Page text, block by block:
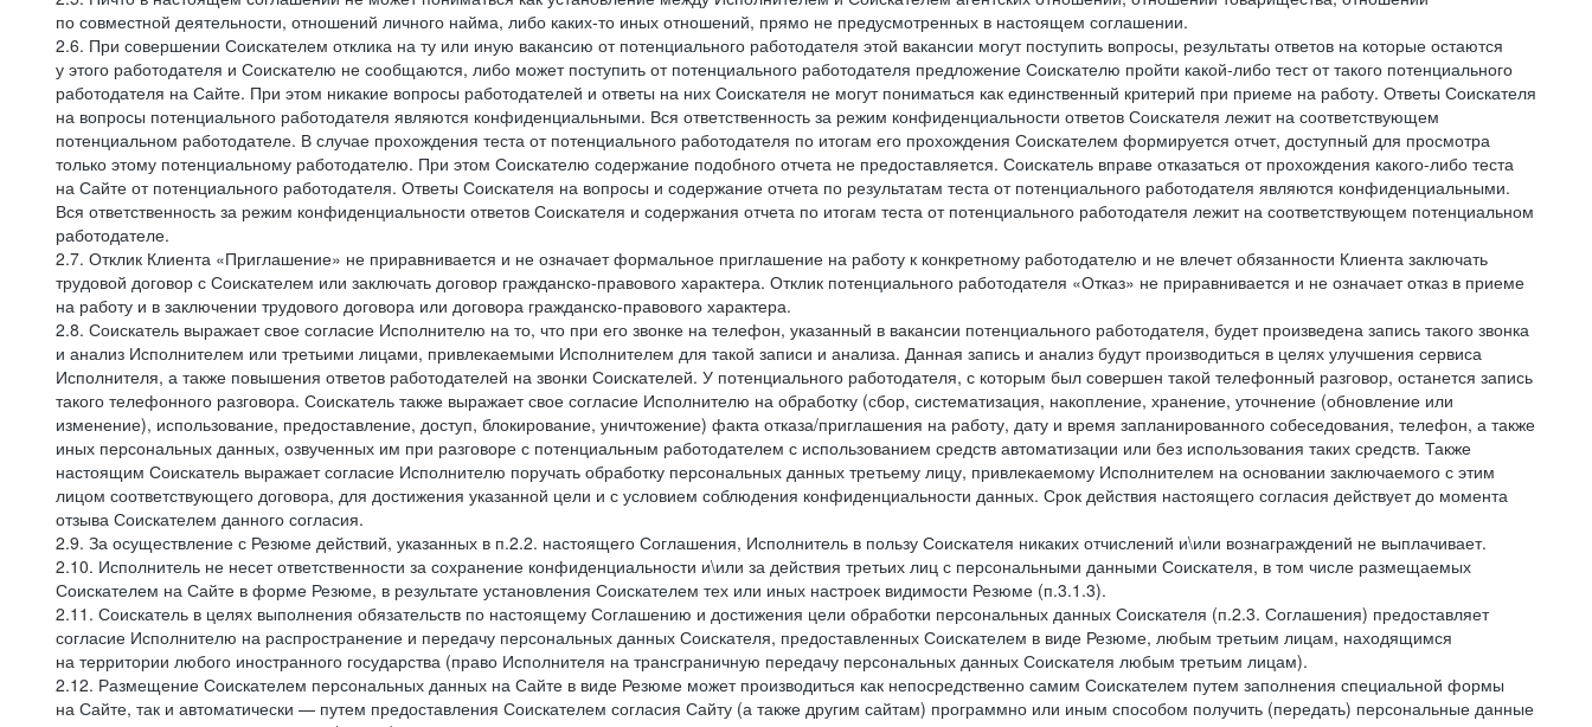
по совместной деятельности, отношений личного найма, либо каких-то иных отношений, прямо не предусмотренных в настоящем соглашении.
2.6. При совершении Соискателем отклика на ту или иную вакансию от потенциального работодателя этой вакансии могут поступить вопросы, результаты ответов на которые остаются
у этого работодателя и Соискателю не сообщаются, либо может поступить от потенциального работодателя предложение Соискателю пройти какой-либо тест от такого потенциального
работодателя на Сайте. При этом никакие вопросы работодателей и ответы на них Соискателя не могут пониматься как единственный критерий при приеме на работу. Ответы Соискателя
на вопросы потенциального работодателя являются конфиденциальными. Вся ответственность за режим конфиденциальности ответов Соискателя лежит на соответствующем
потенциальном работодателе. В случае прохождения теста от потенциального работодателя по итогам его прохождения Соискателем формируется отчет, доступный для просмотра
только этому потенциальному работодателю. При этом Соискателю содержание подобного отчета не предоставляется. Соискатель вправе отказаться от прохождения какого-либо теста
на Сайте от потенциального работодателя. Ответы Соискателя на вопросы и содержание отчета по результатам теста от потенциального работодателя являются конфиденциальными.
Вся ответственность за режим конфиденциальности ответов Соискателя и содержания отчета по итогам теста от потенциального работодателя лежит на соответствующем потенциальном
работодателе.
2.7. Отклик Клиента «Приглашение» не приравнивается и не означает формальное приглашение на работу к конкретному работодателю и не влечет обязанности Клиента заключать
трудовой договор с Соискателем или заключать договор гражданско-правового характера. Отклик потенциального работодателя «Отказ» не приравнивается и не означает отказ в приеме
на работу и в заключении трудового договора или договора гражданско-правового характера.
2.8. Соискатель выражает свое согласие Исполнителю на то, что при его звонке на телефон, указанный в вакансии потенциального работодателя, будет произведена запись такого звонка
и анализ Исполнителем или третьими лицами, привлекаемыми Исполнителем для такой записи и анализа. Данная запись и анализ будут производиться в целях улучшения сервиса
Исполнителя, а также повышения ответов работодателей на звонки Соискателей. У потенциального работодателя, с которым был совершен такой телефонный разговор, останется запись
такого телефонного разговора. Соискатель также выражает свое согласие Исполнителю на обработку (сбор, систематизация, накопление, хранение, уточнение (обновление или
изменение), использование, предоставление, доступ, блокирование, уничтожение) факта отказа/приглашения на работу, дату и время запланированного собеседования, телефон, а также
иных персональных данных, озвученных им при разговоре с потенциальным работодателем с использованием средств автоматизации или без использования таких средств. Также
настоящим Соискатель выражает согласие Исполнителю поручать обработку персональных данных третьему лицу, привлекаемому Исполнителем на основании заключаемого с этим
лицом соответствующего договора, для достижения указанной цели и с условием соблюдения конфиденциальности данных. Срок действия настоящего согласия действует до момента
отзыва Соискателем данного согласия.
2.9. За осуществление с Резюме действий, указанных в п.2.2. настоящего Соглашения, Исполнитель в пользу Соискателя никаких отчислений и\или вознаграждений не выплачивает.
2.10. Исполнитель не несет ответственности за сохранение конфиденциальности и\или за действия третьих лиц с персональными данными Соискателя, в том числе размещаемых
Соискателем на Сайте в форме Резюме, в результате установления Соискателем тех или иных настроек видимости Резюме (п.3.1.3).
2.11. Соискатель в целях выполнения обязательств по настоящему Соглашению и достижения цели обработки персональных данных Соискателя (п.2.3. Соглашения) предоставляет
согласие Исполнителю на распространение и передачу персональных данных Соискателя, предоставленных Соискателем в виде Резюме, любым третьим лицам, находящимся
на территории любого иностранного государства (право Исполнителя на трансграничную передачу персональных данных Соискателя любым третьим лицам).
2.12. Размещение Соискателем персональных данных на Сайте в виде Резюме может производиться как непосредственно самим Соискателем путем заполнения специальной формы
на Сайте, так и автоматически — путем предоставления Соискателем согласия Сайту (а также другим сайтам) программно или иным способом получить (передать) персональные данные